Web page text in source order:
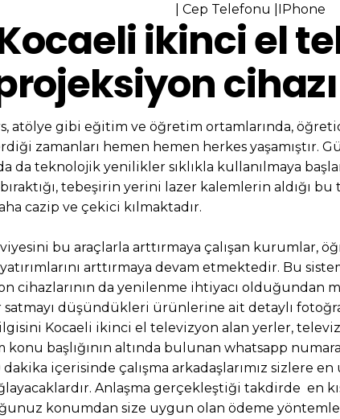
| Cep Telefonu |IPhone
ikinci el
atölye gibi eğitim ve öğretim ortamlarında,
zamanları hemen hemen herkes yaşamıştır.
da teknolojik yenilikler sıklıkla kullanılmaya
tebeşirin yerini lazer kalemlerin aldığı
cazip ve çekici kılmaktadır.
bu araçlarla arttırmaya çalışan kurumlar,
arttırmaya devam etmektedir. Bu
cihazlarının da yenilenme ihtiyacı olduğundan
satmayı düşündükleri ürünlerine ait detaylı
Kocaeli ikinci el televizyon alan yerler,
konu başlığının altında bulunan whatsapp
dakika içerisinde çalışma arkadaşlarımız sizlere
Anlaşma gerçekleştiği takdirde en
konumdan size uygun olan ödeme